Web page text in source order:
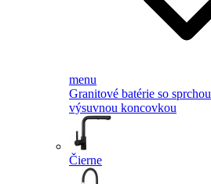
menu
Granitové batérie so sprchou
výsuvnou koncovkou
Čierne